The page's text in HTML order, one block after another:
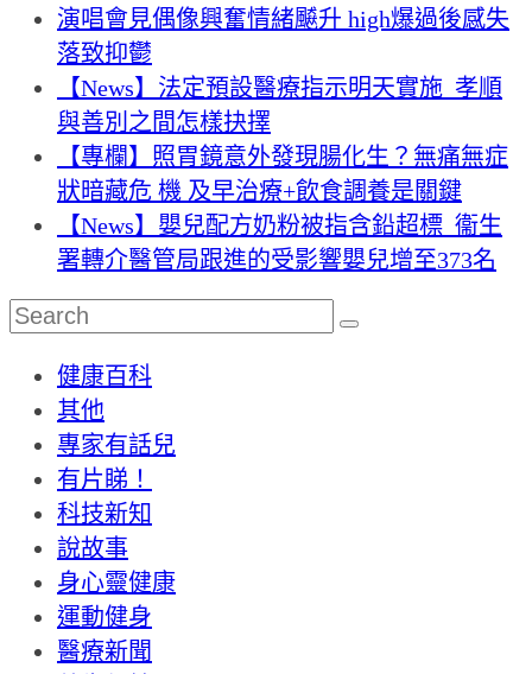
演唱會見偶像興奮情緒飇升 high爆過後感失
落致抑鬱
【News】法定預設醫療指示明天實施 孝順
與善別之間怎樣抉擇
【專欄】照胃鏡意外發現腸化生？無痛無症
狀暗藏危 機 及早治療+飲食調養是關鍵
【News】嬰兒配方奶粉被指含鉛超標 衞生
署轉介醫管局跟進的受影響嬰兒增至373名
健康百科
其他
專家有話兒
有片睇！
科技新知
說故事
身心靈健康
運動健身
醫療新聞